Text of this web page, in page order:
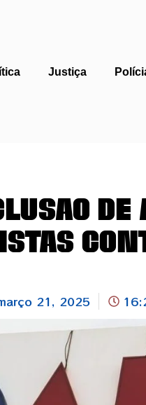
Justiça
21, 2025